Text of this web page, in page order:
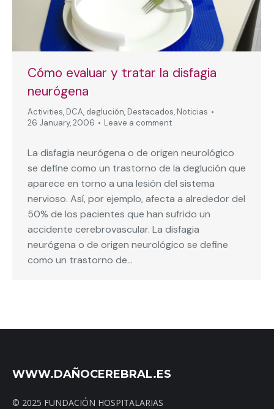
Cómo evaluar y tratar la disfagia
neurógena
Activities, DCA, deglución, Destacados, Noticias
26 January, 2006
Leave a comment
La disfagia neurógena o de origen neurológico
se define como un trastorno de la deglución que
aparece en torno a una lesión del sistema
nervioso. Así, por ejemplo, afecta a alrededor del
50% de los pacientes que han sufrido un
accidente cerebrovascular. La disfagia
neurógena o de origen neurológico se define
como un trastorno de…
WWW.DAÑOCEREBRAL.ES
© 2025 FUNDACIÓN HOSPITALARIAS